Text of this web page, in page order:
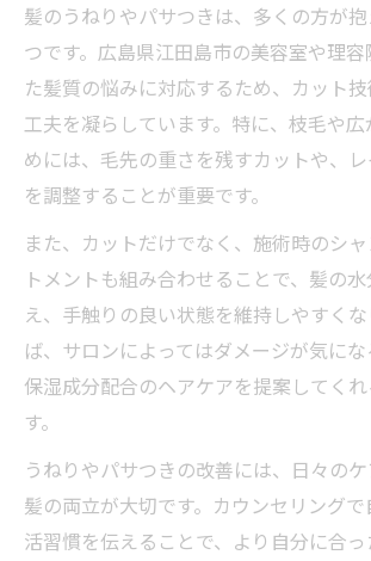
髪のうねりやパサつきは、多くの方が
つです。広島県江田島市の美容室や理
た髪質の悩みに対応するため、カット
工夫を凝らしています。特に、枝毛や
めには、毛先の重さを残すカットや、
を調整することが重要です。
また、カットだけでなく、施術時のシ
トメントも組み合わせることで、髪の
え、手触りの良い状態を維持しやすく
ば、サロンによってはダメージが気にな
保湿成分配合のヘアケアを提案してく
す。
うねりやパサつきの改善には、日々の
髪の両立が大切です。カウンセリング
活習慣を伝えることで、より自分に合